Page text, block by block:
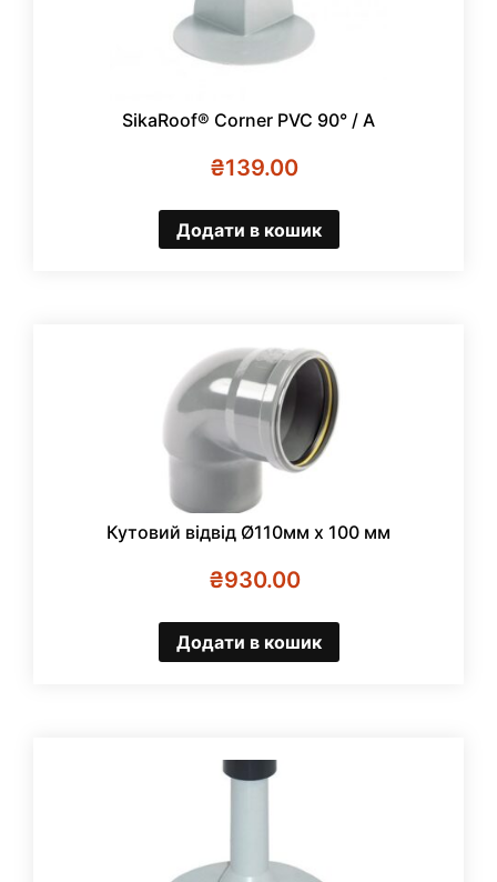
SikaRoof® Corner PVC 90° / A
₴139.00
Додати в кошик
Кутовий відвід Ø110мм х 100 мм
₴930.00
Додати в кошик